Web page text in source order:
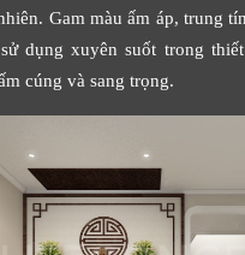
Gam màu ấm áp, trung
dụng xuyên suốt trong
cúng và sang trọng.